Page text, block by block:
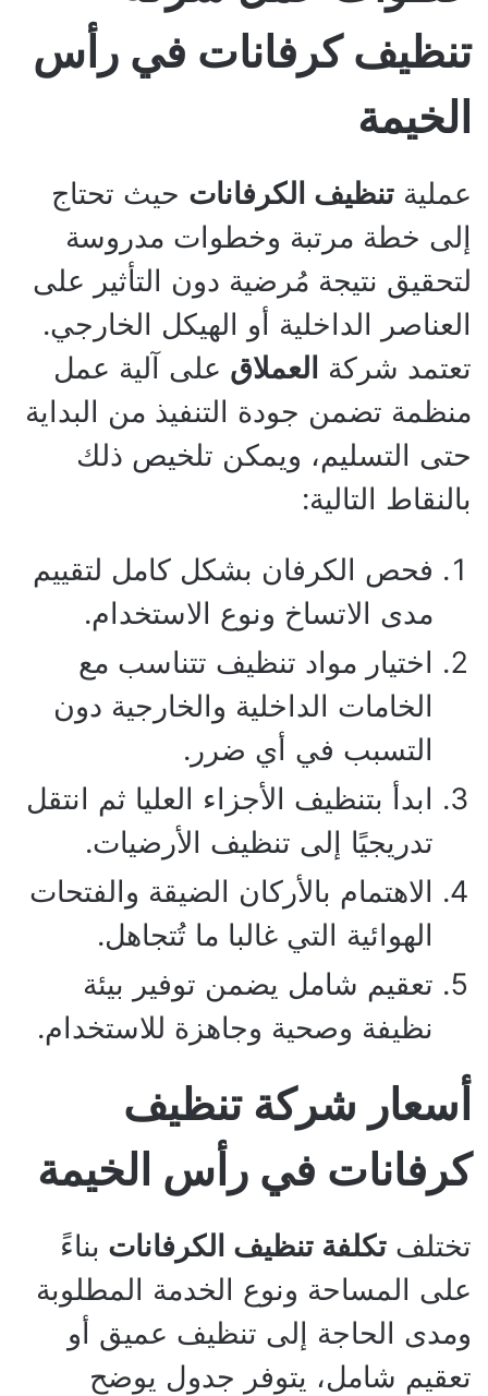
تنظيف كرفانات في رأس
الخيمة
عملية تنظيف الكرفانات حيث تحتاج
إلى خطة مرتبة وخطوات مدروسة
لتحقيق نتيجة مُرضية دون التأثير على
العناصر الداخلية أو الهيكل الخارجي.
تعتمد شركة العملاق على آلية عمل
منظمة تضمن جودة التنفيذ من البداية
حتى التسليم، ويمكن تلخيص ذلك
بالنقاط التالية:
فحص الكرفان بشكل كامل لتقييم
مدى الاتساخ ونوع الاستخدام.
اختيار مواد تنظيف تتناسب مع
الخامات الداخلية والخارجية دون
التسبب في أي ضرر.
ابدأ بتنظيف الأجزاء العليا ثم انتقل
تدريجيًا إلى تنظيف الأرضيات.
الاهتمام بالأركان الضيقة والفتحات
الهوائية التي غالبا ما تُتجاهل.
تعقيم شامل يضمن توفير بيئة
نظيفة وصحية وجاهزة للاستخدام.
أسعار شركة تنظيف
كرفانات في رأس الخيمة
تختلف تكلفة تنظيف الكرفانات بناءً
على المساحة ونوع الخدمة المطلوبة
ومدى الحاجة إلى تنظيف عميق أو
تعقيم شامل، يتوفر جدول يوضح